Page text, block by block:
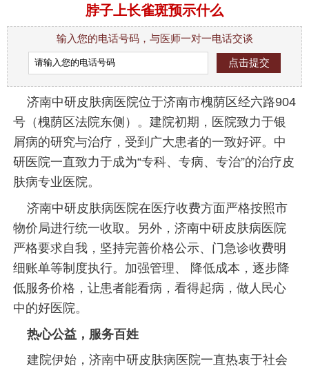
脖子上长雀斑预示什么
输入您的电话号码，与医师一对一电话交谈
济南中研皮肤病医院位于济南市槐荫区经六路904
号（槐荫区法院东侧）。建院初期，医院致力于银
屑病的研究与治疗，受到广大患者的一致好评。中
研医院一直致力于成为“专科、专病、专治”的治疗皮
肤病专业医院。
济南中研皮肤病医院在医疗收费方面严格按照市
物价局进行统一收取。另外，济南中研皮肤病医院
严格要求自我，坚持完善价格公示、门急诊收费明
细账单等制度执行。加强管理、 降低成本，逐步降
低服务价格，让患者能看病，看得起病，做人民心
中的好医院。
热心公益，服务百姓
建院伊始，济南中研皮肤病医院一直热衷于社会